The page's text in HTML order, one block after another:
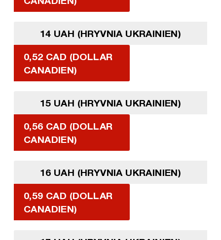
14 UAH (HRYVNIA UKRAINIEN)
0,52 CAD (DOLLAR
CANADIEN)
15 UAH (HRYVNIA UKRAINIEN)
0,56 CAD (DOLLAR
CANADIEN)
16 UAH (HRYVNIA UKRAINIEN)
0,59 CAD (DOLLAR
CANADIEN)